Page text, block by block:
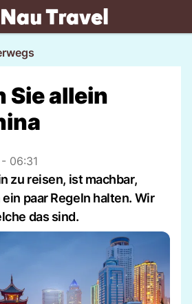
Sie allein
06:31
zu reisen, ist machbar,
paar Regeln halten. Wir
das sind.